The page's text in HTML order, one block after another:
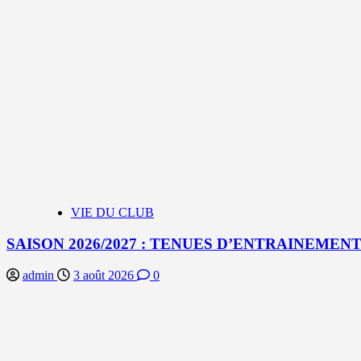
VIE DU CLUB
SAISON 2026/2027 : TENUES D’ENTRAINEMENT
admin 3 août 2026 0